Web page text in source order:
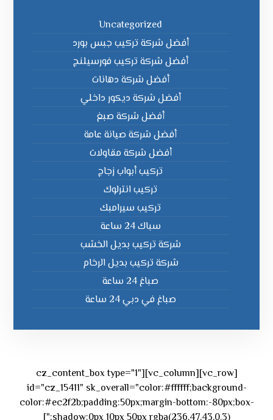
Uncategorized
أفضل شركة تركيب جبس بورد
أفضل شركة تركيب فورسيلنج
أفضل شركة دهانات
أفضل شركة ديكور داخلي
أفضل شركة صبغ
أفضل شركة صيانة عامة
أفضل شركة مقاولات
تركيب أبواب زجاج
تركيب انترلوك
تركيب سيرامبك
سباك 24 ساعة
شركة تركيب بديل الخشب
شركة تركيب بديل الرخام
صباغ 24 ساعة
صباغ في دبي 24 ساعة
[vc_row][vc_column][cz_content_box type="1"
id="cz_15411" sk_overall="color:#ffffff;background-
color:#ec2f2b;padding:50px;margin-bottom:-80px;box-